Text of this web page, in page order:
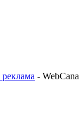
реклама -